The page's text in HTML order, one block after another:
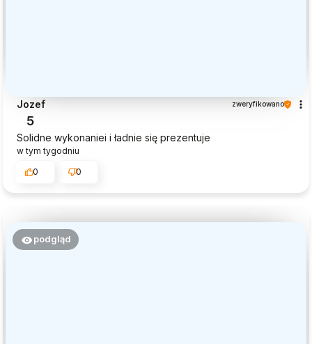
Jozef zweryfikowano
5
Solidne wykonaniei i ładnie się prezentuje
w tym tygodniu
0
0
podgląd